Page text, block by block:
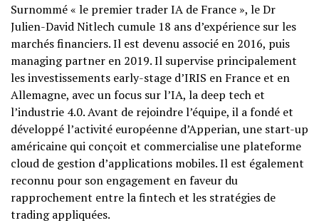
Surnommé « le premier trader IA de France », le Dr
Julien-David Nitlech cumule 18 ans d’expérience sur les
marchés financiers. Il est devenu associé en 2016, puis
managing partner en 2019. Il supervise principalement
les investissements early-stage d’IRIS en France et en
Allemagne, avec un focus sur l’IA, la deep tech et
l’industrie 4.0. Avant de rejoindre l’équipe, il a fondé et
développé l’activité européenne d’Apperian, une start-up
américaine qui conçoit et commercialise une plateforme
cloud de gestion d’applications mobiles. Il est également
reconnu pour son engagement en faveur du
rapprochement entre la fintech et les stratégies de
trading appliquées.